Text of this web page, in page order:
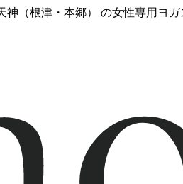
神（根津・本郷） の女性専用ヨ